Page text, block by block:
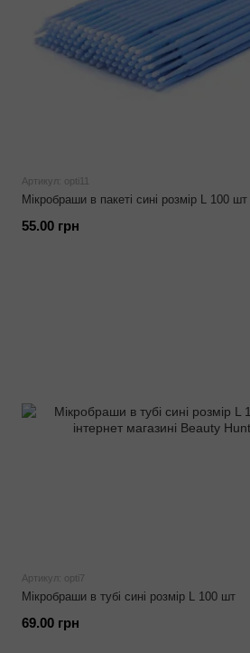
Артикул: opti11
Мікробраши в пакеті сині розмір L 100 шт
55.00 грн
Артикул: opti7
Мікробраши в тубі сині розмір L 100 шт
69.00 грн